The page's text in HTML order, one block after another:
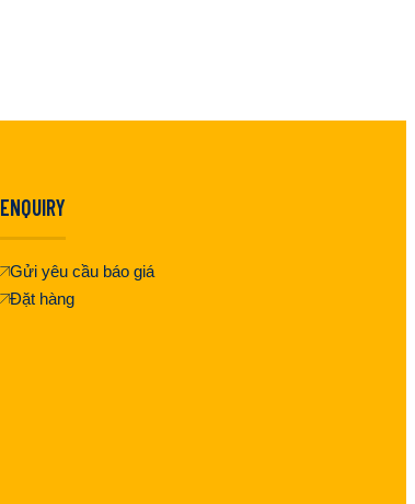
ENQUIRY
Gửi yêu cầu báo giá
Đặt hàng